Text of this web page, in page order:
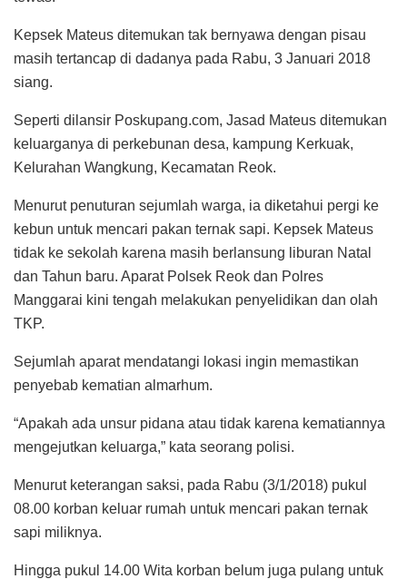
Kepsek Mateus ditemukan tak bernyawa dengan pisau
masih tertancap di dadanya pada Rabu, 3 Januari 2018
siang.
Seperti dilansir Poskupang.com, Jasad Mateus ditemukan
keluarganya di perkebunan desa, kampung Kerkuak,
Kelurahan Wangkung, Kecamatan Reok.
Menurut penuturan sejumlah warga, ia diketahui pergi ke
kebun untuk mencari pakan ternak sapi. Kepsek Mateus
tidak ke sekolah karena masih berlansung liburan Natal
dan Tahun baru. Aparat Polsek Reok dan Polres
Manggarai kini tengah melakukan penyelidikan dan olah
TKP.
Sejumlah aparat mendatangi lokasi ingin memastikan
penyebab kematian almarhum.
“Apakah ada unsur pidana atau tidak karena kematiannya
mengejutkan keluarga,” kata seorang polisi.
Menurut keterangan saksi, pada Rabu (3/1/2018) pukul
08.00 korban keluar rumah untuk mencari pakan ternak
sapi miliknya.
Hingga pukul 14.00 Wita korban belum juga pulang untuk